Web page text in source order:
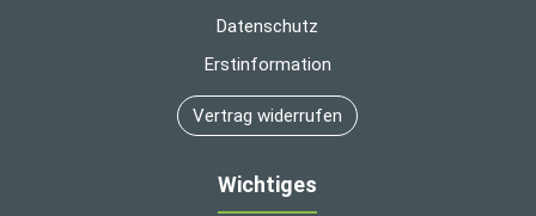
Datenschutz
Erstinformation
Vertrag widerrufen
Wichtiges